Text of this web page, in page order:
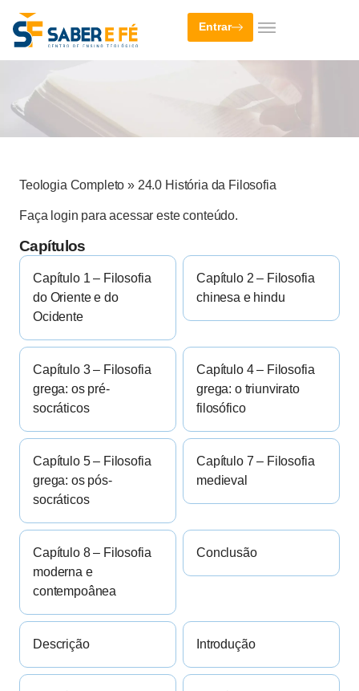
Entrar
Teologia Completo » 24.0 História da Filosofia
Faça login para acessar este conteúdo.
Capítulos
Capítulo 1 – Filosofia
do Oriente e do
Ocidente
Capítulo 2 – Filosofia
chinesa e hindu
Capítulo 3 – Filosofia
grega: os pré-
socráticos
Capítulo 4 – Filosofia
grega: o triunvirato
filosófico
Capítulo 5 – Filosofia
grega: os pós-
socráticos
Capítulo 7 – Filosofia
medieval
Capítulo 8 – Filosofia
moderna e
contempoânea
Conclusão
Descrição Introdução